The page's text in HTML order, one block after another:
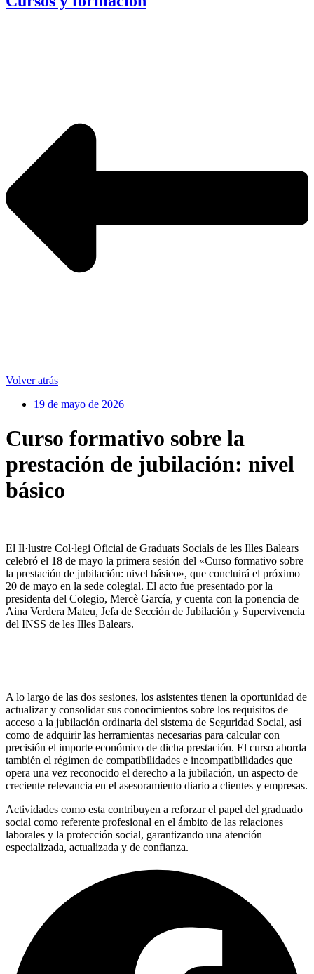
Volver atrás
19 de mayo de 2026
Curso formativo sobre la
prestación de jubilación: nivel
básico
El Il·lustre Col·legi Oficial de Graduats Socials de les Illes Balears
celebró el 18 de mayo la primera sesión del «Curso formativo sobre
la prestación de jubilación: nivel básico», que concluirá el próximo
20 de mayo en la sede colegial. El acto fue presentado por la
presidenta del Colegio, Mercè García, y cuenta con la ponencia de
Aina Verdera Mateu, Jefa de Sección de Jubilación y Supervivencia
del INSS de les Illes Balears.
A lo largo de las dos sesiones, los asistentes tienen la oportunidad de
actualizar y consolidar sus conocimientos sobre los requisitos de
acceso a la jubilación ordinaria del sistema de Seguridad Social, así
como de adquirir las herramientas necesarias para calcular con
precisión el importe económico de dicha prestación. El curso aborda
también el régimen de compatibilidades e incompatibilidades que
opera una vez reconocido el derecho a la jubilación, un aspecto de
creciente relevancia en el asesoramiento diario a clientes y empresas.
Actividades como esta contribuyen a reforzar el papel del graduado
social como referente profesional en el ámbito de las relaciones
laborales y la protección social, garantizando una atención
especializada, actualizada y de confianza.